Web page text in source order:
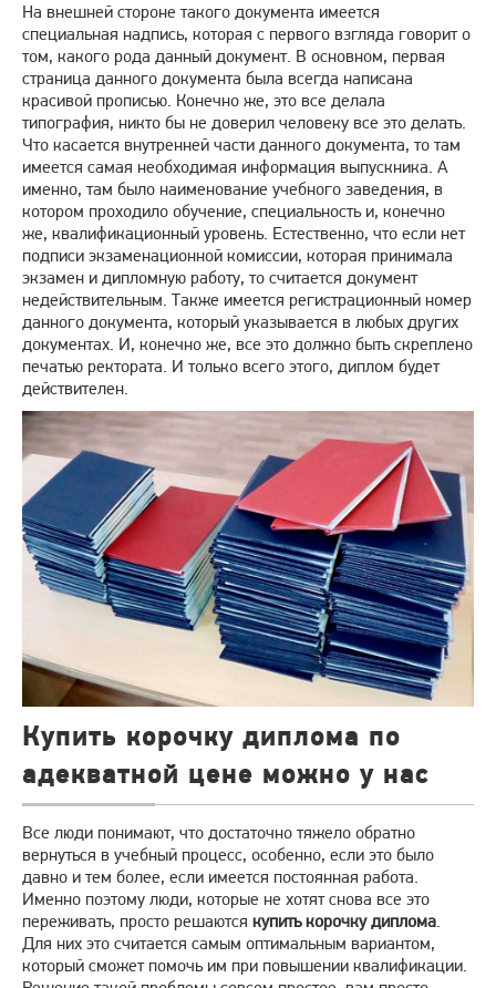
На внешней стороне такого документа имеется
специальная надпись, которая с первого взгляда говорит о
том, какого рода данный документ. В основном, первая
страница данного документа была всегда написана
красивой прописью. Конечно же, это все делала
типография, никто бы не доверил человеку все это делать.
Что касается внутренней части данного документа, то там
имеется самая необходимая информация выпускника. А
именно, там было наименование учебного заведения, в
котором проходило обучение, специальность и, конечно
же, квалификационный уровень. Естественно, что если нет
подписи экзаменационной комиссии, которая принимала
экзамен и дипломную работу, то считается документ
недействительным. Также имеется регистрационный номер
данного документа, который указывается в любых других
документах. И, конечно же, все это должно быть скреплено
печатью ректората. И только всего этого, диплом будет
действителен.
Купить корочку диплома по
адекватной цене можно у нас
Все люди понимают, что достаточно тяжело обратно
вернуться в учебный процесс, особенно, если это было
давно и тем более, если имеется постоянная работа.
Именно поэтому люди, которые не хотят снова все это
переживать, просто решаются купить корочку диплома.
Для них это считается самым оптимальным вариантом,
который сможет помочь им при повышении квалификации.